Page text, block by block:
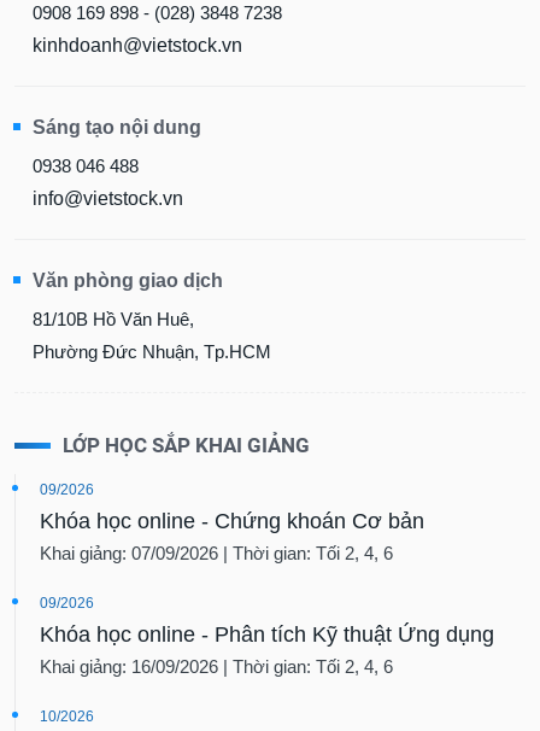
0908 169 898 - (028) 3848 7238
kinhdoanh@vietstock.vn
Sáng tạo nội dung
0938 046 488
info@vietstock.vn
Văn phòng giao dịch
81/10B Hồ Văn Huê,
Phường Đức Nhuận, Tp.HCM
LỚP HỌC SẮP KHAI GIẢNG
09/2026
Khóa học online - Chứng khoán Cơ bản
Khai giảng: 07/09/2026 | Thời gian: Tối 2, 4, 6
09/2026
Khóa học online - Phân tích Kỹ thuật Ứng dụng
Khai giảng: 16/09/2026 | Thời gian: Tối 2, 4, 6
10/2026
tài
cụ
đầu
Truyền
chính
liệu
chính